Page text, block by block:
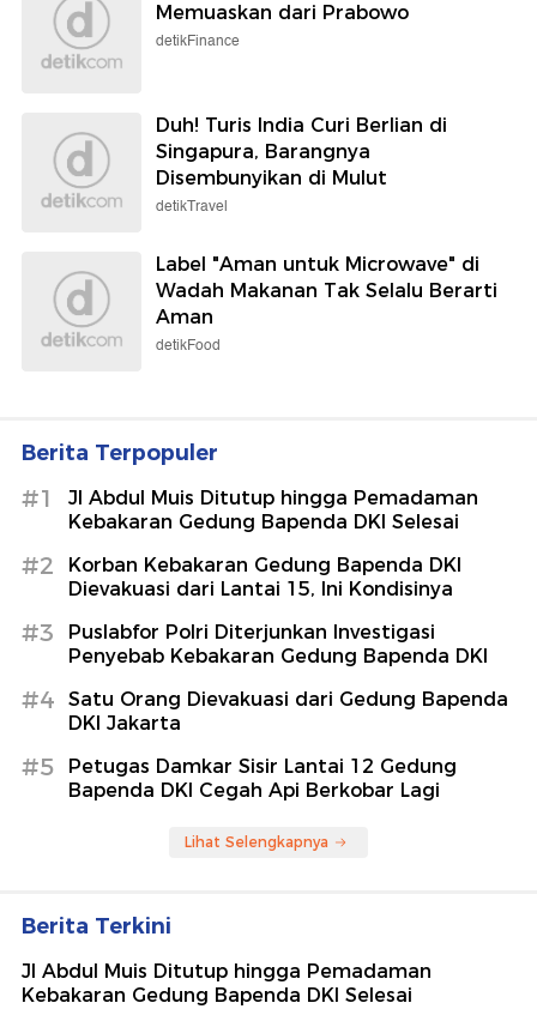
Memuaskan dari Prabowo
detikFinance
Duh! Turis India Curi Berlian di
Singapura, Barangnya
Disembunyikan di Mulut
detikTravel
Label "Aman untuk Microwave" di
Wadah Makanan Tak Selalu Berarti
Aman
detikFood
Berita Terpopuler
#1
Jl Abdul Muis Ditutup hingga Pemadaman
Kebakaran Gedung Bapenda DKI Selesai
#2
Korban Kebakaran Gedung Bapenda DKI
Dievakuasi dari Lantai 15, Ini Kondisinya
#3
Puslabfor Polri Diterjunkan Investigasi
Penyebab Kebakaran Gedung Bapenda DKI
#4
Satu Orang Dievakuasi dari Gedung Bapenda
DKI Jakarta
#5
Petugas Damkar Sisir Lantai 12 Gedung
Bapenda DKI Cegah Api Berkobar Lagi
Lihat Selengkapnya
Berita Terkini
Jl Abdul Muis Ditutup hingga Pemadaman
Kebakaran Gedung Bapenda DKI Selesai